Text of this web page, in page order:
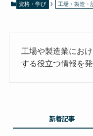
資格・学び 工場・製造・
工場や製造業にお
する役立つ情報を
新着記事